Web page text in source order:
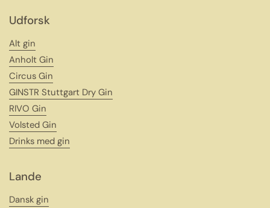
Udforsk
Alt gin
Anholt Gin
Circus Gin
GINSTR Stuttgart Dry Gin
RIVO Gin
Volsted Gin
Drinks med gin
Lande
Dansk gin